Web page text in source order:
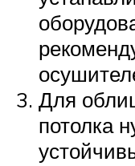
Для
потолка